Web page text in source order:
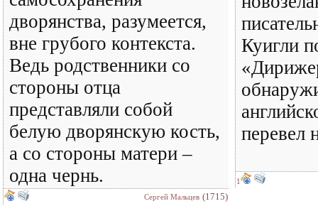
дворянства, разумеется,
вне грубого контекста.
Ведь родственники со
стороны отца
представляли собой
белую дворянскую кость,
а со стороны матери –
одна чернь.
Сергей Мальцев (1715)
Куигли
перевел
1